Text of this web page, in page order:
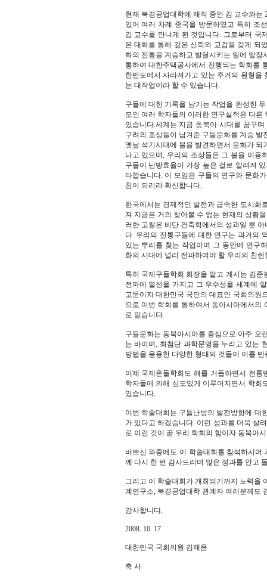
현재 북경공업대학에 재직 중인 김 교수와
있어 여러 차례 중국을 방문하였고 특히 조
김 교수를 만나게 된 것입니다. 그로부터 국
은 대화를 통해 깊은 신뢰와 교감을 갖게 되
화의 전통을 계승하고 발달시키는 일에 앞
통하여 대한주택공사에서 진행되는 학회를
한반도에서 사라져가고 있는 주거의 원형
는 대작업이라 할 수 있습니다.
구들에 대한 기록을 남기는 작업을 완성한
모인 여러 학자들의 이러한 연구실적은 다
있습니다.세계는 지금 동북아 시대를 꿈꾸
구려의 조상들이 남겨준 구들문화를 계승
옛날 석기시대에 불을 발견하면서 문화가
나고 있으며, 우리의 조상들은 그 불을 이용
구들이 난방효율이 가장 높은 걸로 알려져
타깝습니다. 이 모임은 구들의 연구와 문화
침이 되리라 확신합니다.
한국에서는 경제적인 발전과 급속한 도시화
져 지금은 거의 찾아볼 수 없는 현재의 상황
러한 고찰은 비단 건축학에서의 성과일 뿐
다. 우리의 전통구들에 대한 연구는 과거의
있는 뿌리를 찾는 작업이며 그 동안에 연구
화의 시대에 널리 전파하여야 할 우리의 찬
특히 국제구들학회 회장을 맡고 계시는 김
전파에 열성을 가지고 그 우수성을 세계에
고문이자 대한민국 국민의 대표인 국회의원
으로 이번 학회를 통하여서 동아시아에서의
로 믿습니다.
구들문화는 동북아시아를 중심으로 아주 오
는 바이며, 최첨단 과학문명을 누리고 있는
방법을 응용한 다양한 형태의 것들이 이를
이제 국제온돌학회도 해를 거듭하면서 전
학자들에 의해 심도있게 이루어지면서 학
있습니다.
이번 학술대회는 구들난방의 발전방향에 대
가 있다고 하겠습니다. 이런 성과를 더욱 살
로 이런 것이 곧 우리 학회의 힘이자 동북아
바쁘신 와중에도 이 학술대회를 참석하시
께 다시 한 번 감사드리며 많은 성과를 안고
그리고 이 학술대회가 개최되기까지 노력을
계연구소, 북경공업대학 관계자 여러분께도
감사합니다.
2008. 10. 17
대한민국 국회의원 김재윤
축 사